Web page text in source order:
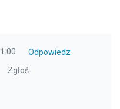
Odpowiedz
Zgłoś